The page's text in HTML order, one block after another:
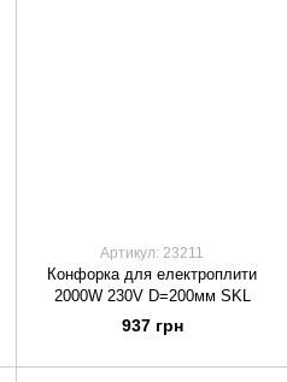
Артикул: 23211
Конфорка для електроплити
2000W 230V D=200мм SKL
937 грн